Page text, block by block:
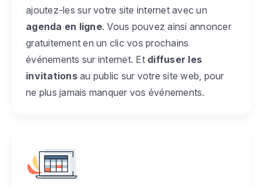
ajoutez-les sur votre site internet avec un
agenda en ligne. Vous pouvez ainsi annoncer
gratuitement en un clic vos prochains
événements sur internet. Et diffuser les
invitationsau public sur votre site web, pour
ne plus jamais manquer vos événements.